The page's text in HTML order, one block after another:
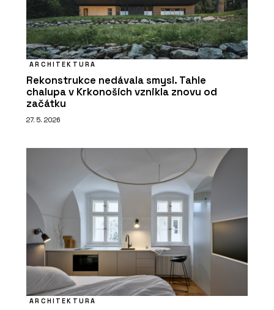
ARCHITEKTURA
Rekonstrukce nedávala smysl. Tahle
chalupa v Krkonoších vznikla znovu od
začátku
27. 5. 2026
ARCHITEKTURA